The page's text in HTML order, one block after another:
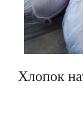
Хлопок